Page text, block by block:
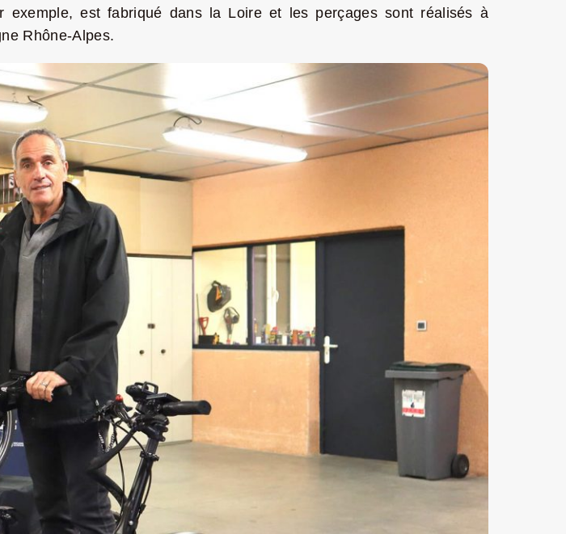
est fabriqué dans la Loire et les perçages sont réalisés à
Rhône-Alpes.